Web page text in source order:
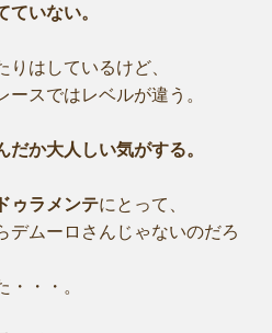
いない。
りはしているけど、
スではレベルが違う。
か大人しい気がする。
ドゥラメンテにとって、
デムーロさんじゃないのだろ
・・。